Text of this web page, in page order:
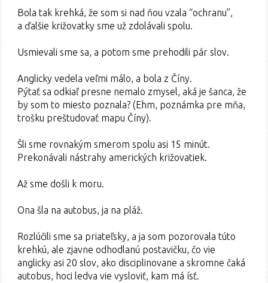
Bola tak krehká, že som si nad ňou vzala “ochranu”,
a ďalšie križovatky sme už zdolávali spolu.
Usmievali sme sa, a potom sme prehodili pár slov.
Anglicky vedela veľmi málo, a bola z Číny.
Pýtať sa odkiaľ presne nemalo zmysel, aká je šanca, že
by som to miesto poznala? (Ehm, poznámka pre mňa,
trošku preštudovať mapu Číny).
Šli sme rovnakým smerom spolu asi 15 minút.
Prekonávali nástrahy amerických križovatiek.
Až sme došli k moru.
Ona šla na autobus, ja na pláž.
Rozlúčili sme sa priateľsky, a ja som pozorovala túto
krehkú, ale zjavne odhodlanú postavičku, čo vie
anglicky asi 20 slov, ako disciplinovane a skromne čaká
autobus, hoci ledva vie vysloviť, kam má ísť.